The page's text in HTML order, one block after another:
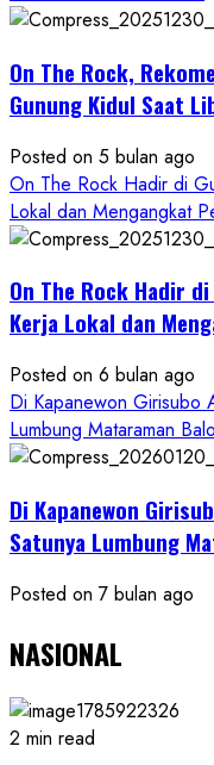
Alam
Wisata
Kekinian
On The Rock,
Gunung Kidul Saat
Posted on 5 bulan ago
On The Rock Hadir di
Lokal dan Mengangkat
On The Rock Hadir
Kerja Lokal dan
Posted on 6 bulan ago
Di Kapanewon Girisubo
Lumbung Mataraman
Di Kapanewon
Satunya Lumbung
Posted on 7 bulan ago
NASIONAL
2 min read